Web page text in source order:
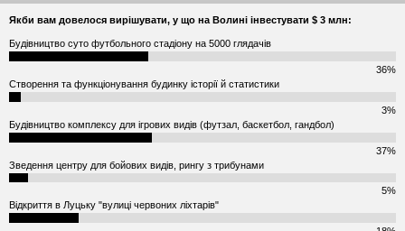
Якби вам довелося вирішувати, у що на Волині інвестувати $ 3 млн:
Будівництво суто футбольного стадіону на 5000 глядачів
36%
Створення та функціонування будинку історії й статистики
3%
Будівництво комплексу для ігрових видів (футзал, баскетбол, гандбол)
37%
Зведення центру для бойових видів, рингу з трибунами
5%
Відкриття в Луцьку "вулиці червоних ліхтарів"